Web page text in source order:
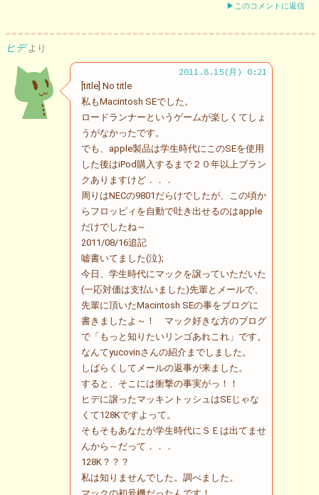
▶このコメントに返信
ヒデ より
2011.8.15(月) 0:21
[title] No title
私もMacintosh SEでした。
ロードランナーというゲームが楽しくてしょ
うがなかったです。
でも、apple製品は学生時代にこのSEを使用
した後はiPod購入するまで２０年以上ブラン
クありますけど．．．
周りはNECの9801だらけでしたが、この頃か
らフロッピィを自動で吐き出せるのはapple
だけでしたね～
2011/08/16追記
嘘書いてました(泣);
今日、学生時代にマックを譲っていただいた
(一応対価は支払いました)先輩とメールで、
先輩に頂いたMacintosh SEの事をブログに
書きましたよ～！ マック好きな方のブログ
で「もっと知りたいリンゴあれこれ」です。
なんてyucovinさんの紹介までしました。
しばらくしてメールの返事が来ました。
すると、そこには衝撃の事実がっ！！
ヒデに譲ったマッキントッシュはSEじゃな
くて128Kですよって。
そもそもあなたが学生時代にＳＥは出てませ
んから～だって．．．
128K？？？
私は知りませんでした。調べました。